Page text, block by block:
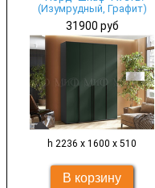
(Изумрудный, Графит)
31900 руб
h 2236 х 1600 х 510